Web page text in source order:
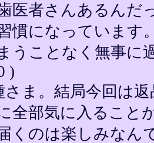
医者さんあるん
慣になっています
うことなく無事に
)
さま。結局今回は
全部気に入ること
くのは楽しみなん